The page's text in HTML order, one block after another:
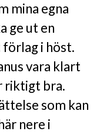
mina egna
ge ut en
i höst.
vara klart
riktigt bra.
som kan
nere i